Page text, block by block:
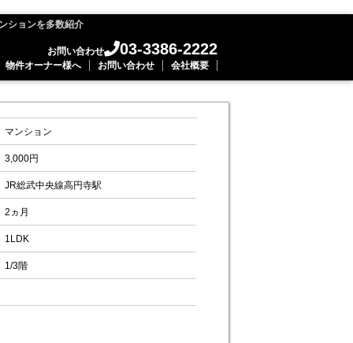
ションを多数紹介
お問い合わせ 03-3386-2222
物件オーナー様へ お問い合わせ 会社概要
マンション
3,000円
JR総武中央線高円寺駅
2ヵ月
1LDK
1/3階